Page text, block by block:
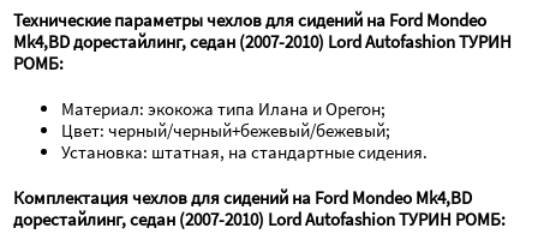
Технические параметры чехлов для сидений на Ford Mondeo
Mk4,BD дорестайлинг, седан (2007-2010) Lord Autofashion ТУРИН
РОМБ:
Материал: экокожа типа Илана и Орегон;
Цвет: черный/черный+бежевый/бежевый;
Установка: штатная, на стандартные сидения.
Комплектация чехлов для сидений на Ford Mondeo Mk4,BD
дорестайлинг, седан (2007-2010) Lord Autofashion ТУРИН РОМБ: